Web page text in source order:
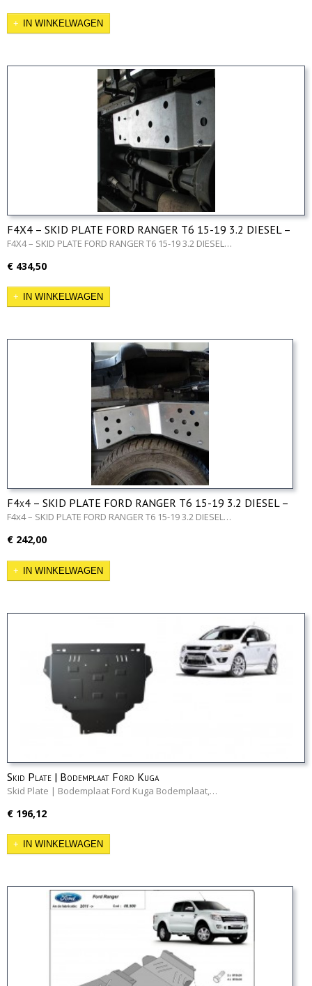
IN WINKELWAGEN
F4X4 – SKID PLATE FORD RANGER T6 15-19 3.2 DIESEL –
Fuel tank
F4X4 – SKID PLATE FORD RANGER T6 15-19 3.2 DIESEL…
€ 434,50
IN WINKELWAGEN
F4x4 – SKID PLATE FORD RANGER T6 15-19 3.2 DIESEL –
Ad-Blue tank
F4x4 – SKID PLATE FORD RANGER T6 15-19 3.2 DIESEL…
€ 242,00
IN WINKELWAGEN
Skid Plate | Bodemplaat Ford Kuga
Skid Plate | Bodemplaat Ford Kuga Bodemplaat,…
€ 196,12
IN WINKELWAGEN